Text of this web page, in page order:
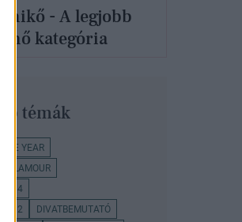
Enikő - A legjobb
kategória
témák
YEAR
GLAMOUR
2014
2012
DIVATBEMUTATÓ